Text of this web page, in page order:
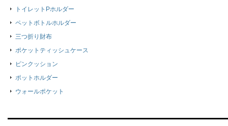
トイレットPホルダー
ペットボトルホルダー
三つ折り財布
ポケットティッシュケース
ピンクッション
ポットホルダー
ウォールポケット